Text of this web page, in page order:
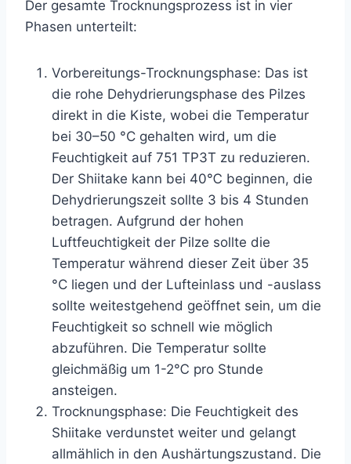
Der gesamte Trocknungsprozess ist in vier
Phasen unterteilt:
Vorbereitungs-Trocknungsphase: Das ist
die rohe Dehydrierungsphase des Pilzes
direkt in die Kiste, wobei die Temperatur
bei 30–50 °C gehalten wird, um die
Feuchtigkeit auf 751 TP3T zu reduzieren.
Der Shiitake kann bei 40℃ beginnen, die
Dehydrierungszeit sollte 3 bis 4 Stunden
betragen. Aufgrund der hohen
Luftfeuchtigkeit der Pilze sollte die
Temperatur während dieser Zeit über 35
°C liegen und der Lufteinlass und -auslass
sollte weitestgehend geöffnet sein, um die
Feuchtigkeit so schnell wie möglich
abzuführen. Die Temperatur sollte
gleichmäßig um 1-2℃ pro Stunde
ansteigen.
Trocknungsphase: Die Feuchtigkeit des
Shiitake verdunstet weiter und gelangt
allmählich in den Aushärtungszustand. Die